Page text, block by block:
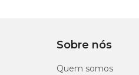
tutor e animal. Para
Sobre nós
Quem somos